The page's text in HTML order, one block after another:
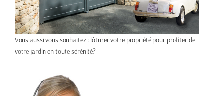
Vous aussi vous souhaitez clôturer votre propriété pour profiter de
votre jardin en toute sérénité?